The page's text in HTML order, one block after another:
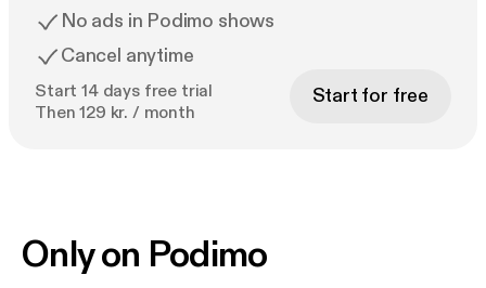
No ads in Podimo shows
Cancel anytime
Start 14 days free trial
Then 129 kr. / month
Start for free
Only on Podimo